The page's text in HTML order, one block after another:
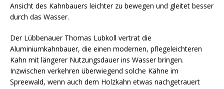
Ansicht des Kahnbauers leichter zu bewegen und gleitet besser
durch das Wasser.
Der Lübbenauer Thomas Lubkoll vertrat die
Aluminiumkahnbauer, die einen modernen, pflegeleichteren
Kahn mit längerer Nutzungsdauer ins Wasser bringen.
Inzwischen verkehren überwiegend solche Kähne im
Spreewald, wenn auch dem Holzkahn etwas nachgetrauert